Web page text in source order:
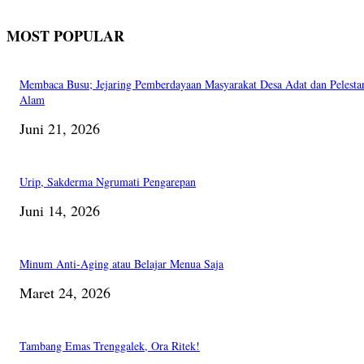
MOST POPULAR
Membaca Busu; Jejaring Pemberdayaan Masyarakat Desa Adat dan
Alam
Juni 21, 2026
Urip, Sakderma Ngrumati Pengarepan
Juni 14, 2026
Minum Anti-Aging atau Belajar Menua Saja
Maret 24, 2026
Tambang Emas Trenggalek, Ora Ritek!